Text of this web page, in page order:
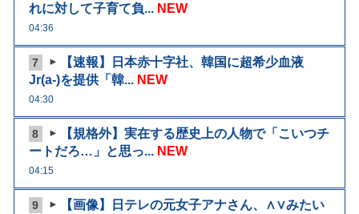
れに対して子育て負... NEW
04:36
7
【速報】日本赤十字社、韓国に超希少血液
Jr(a-)を提供「韓... NEW
04:30
8
【規格外】実在する歴史上の人物で「こいつチ
ートだろ…」と思っ... NEW
04:15
9
【画像】日テレの元女子アナさん、∧∨みたい